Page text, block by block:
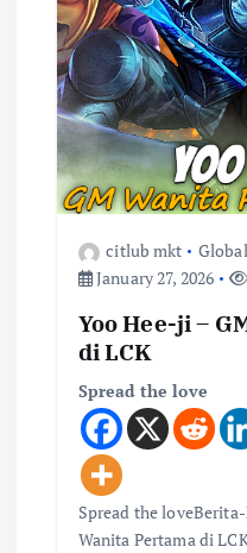
citlub mkt
January 27, 2026
Yoo Hee-ji –
di LCK
Spread the love
Spread the
Wanita Pertama di